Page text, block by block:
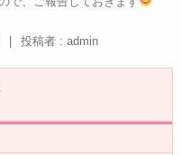
投稿者 : admin